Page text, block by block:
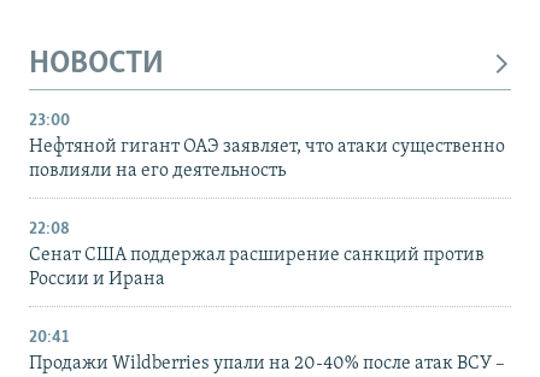
НОВОСТИ
23:00
Нефтяной гигант ОАЭ заявляет, что атаки существенно
повлияли на его деятельность
22:08
Сенат США поддержал расширение санкций против
России и Ирана
20:41
Продажи Wildberries упали на 20-40% после атак ВСУ –